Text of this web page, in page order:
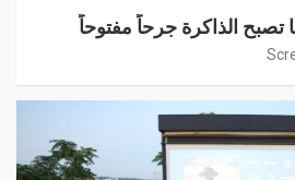
تصبح الذاكرة جرحاً مفتوحاً